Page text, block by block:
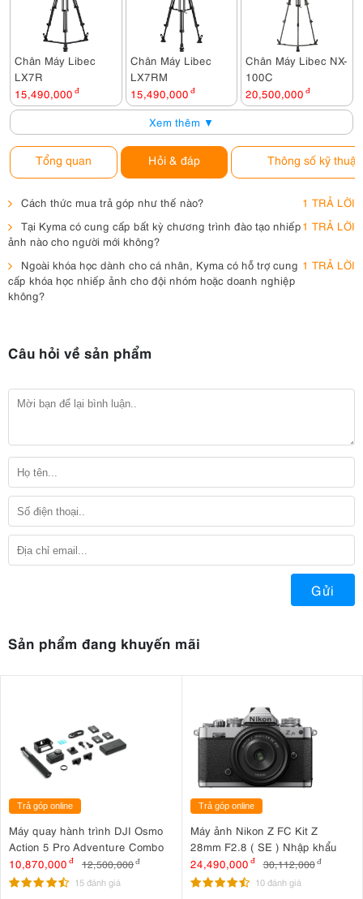
Chân Máy Libec
LX7R
15,490,000 đ
Chân Máy Libec
LX7RM
15,490,000 đ
Chân Máy Libec NX-
100C
20,500,000 đ
Xem thêm ▼
Tổng quan Hỏi & đáp Thông số kỹ thuật
Cách thức mua trả góp như thế nào?
1 TRẢ LỜI
Tại Kyma có cung cấp bất kỳ chương trình đào tạo nhiếp
ảnh nào cho người mới không?
1 TRẢ LỜI
Ngoài khóa học dành cho cá nhân, Kyma có hỗ trợ cung
cấp khóa học nhiếp ảnh cho đội nhóm hoặc doanh nghiệp
không?
1 TRẢ LỜI
Câu hỏi về sản phẩm
Gửi
Sản phẩm đang khuyến mãi
Trả góp online
Máy quay hành trình DJI Osmo
Action 5 Pro Adventure Combo
10,870,000 đ 12,500,000đ
15 đánh giá
Trả góp online
Máy ảnh Nikon Z FC Kit Z
28mm F2.8 ( SE ) Nhập khẩu
24,490,000 đ 30,112,000 đ
10 đánh giá